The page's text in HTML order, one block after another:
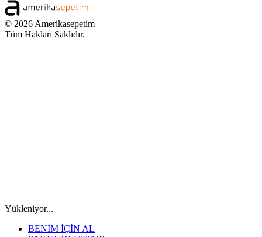
© 2026 Amerikasepetim
Tüm Hakları Saklıdır.
Yükleniyor...
BENİM İÇİN AL